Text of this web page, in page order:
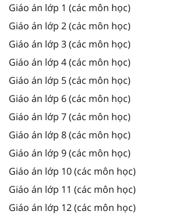
Giáo án lớp 1 (các môn học)
Giáo án lớp 2 (các môn học)
Giáo án lớp 3 (các môn học)
Giáo án lớp 4 (các môn học)
Giáo án lớp 5 (các môn học)
Giáo án lớp 6 (các môn học)
Giáo án lớp 7 (các môn học)
Giáo án lớp 8 (các môn học)
Giáo án lớp 9 (các môn học)
Giáo án lớp 10 (các môn học)
Giáo án lớp 11 (các môn học)
Giáo án lớp 12 (các môn học)